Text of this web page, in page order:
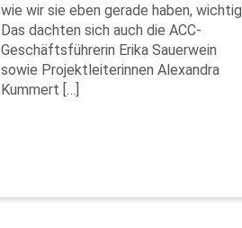
wie wir sie eben gerade haben,
Das dachten sich auch die ACC-
Geschäftsführerin Erika Sauerwein
sowie Projektleiterinnen Alexandra
Kummert […]